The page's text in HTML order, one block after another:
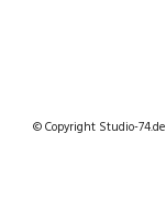
© Copyright Studio-74.de